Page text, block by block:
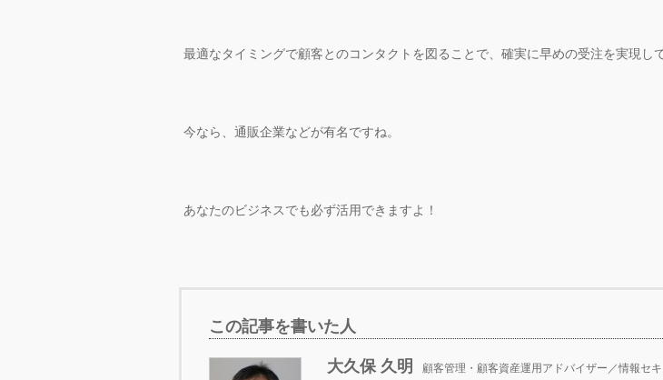
最適なタイミングで顧客とのコンタクトを図ることで、確実に早めの受注を実現し
今なら、通販企業などが有名ですね。
あなたのビジネスでも必ず活用できますよ！
この記事を書いた人
大久保 久明
顧客管理・顧客資産運用アドバイザー／情報セ